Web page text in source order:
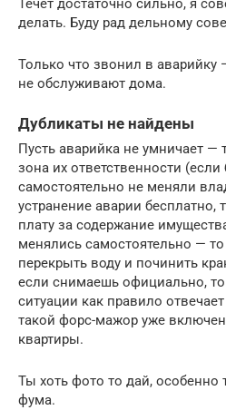
Течёт достаточно сильно, я
делать. Буду рад дельному
Только что звонил в аварийку
не обслуживают дома.
Дубликаты не найдены
Пусть аварийка не умничает —
зона их ответственности (если
самостоятельно не меняли
устранение аварии бесплатно,
плату за содержание
менялись самостоятельно —
перекрыть воду и починить
если снимаешь официально,
ситуации как правило
такой форс-мажор уже
квартиры.
Ты хоть фото то дай, особенно
фума.